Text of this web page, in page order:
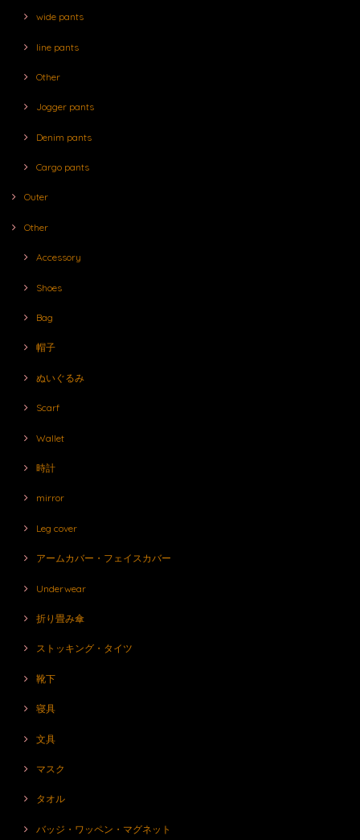
wide pants
line pants
Other
Jogger pants
Denim pants
Cargo pants
Outer
Other
Accessory
Shoes
Bag
帽子
ぬいぐるみ
Scarf
Wallet
時計
mirror
Leg cover
アームカバー・フェイスカバー
Underwear
折り畳み傘
ストッキング・タイツ
靴下
寝具
文具
マスク
タオル
バッジ・ワッペン・マグネット